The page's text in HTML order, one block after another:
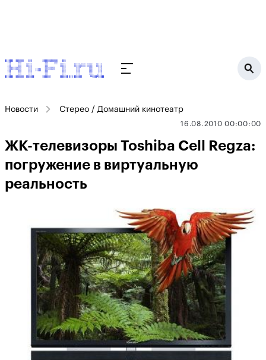
Новости Стерео / Домашний кинотеатр
16.08.2010 00:00:00
ЖК-телевизоры Toshiba Cell Regza:
погружение в виртуальную
реальность